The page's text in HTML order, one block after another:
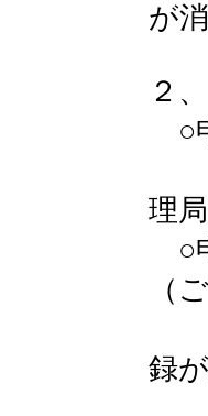
が
２
○
理
○
（
※
録